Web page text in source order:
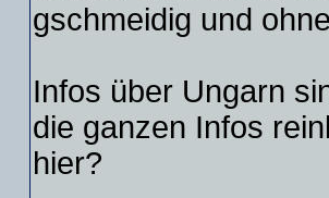
gschmeidig und
Infos über Ungarn
die ganzen Infos
hier?